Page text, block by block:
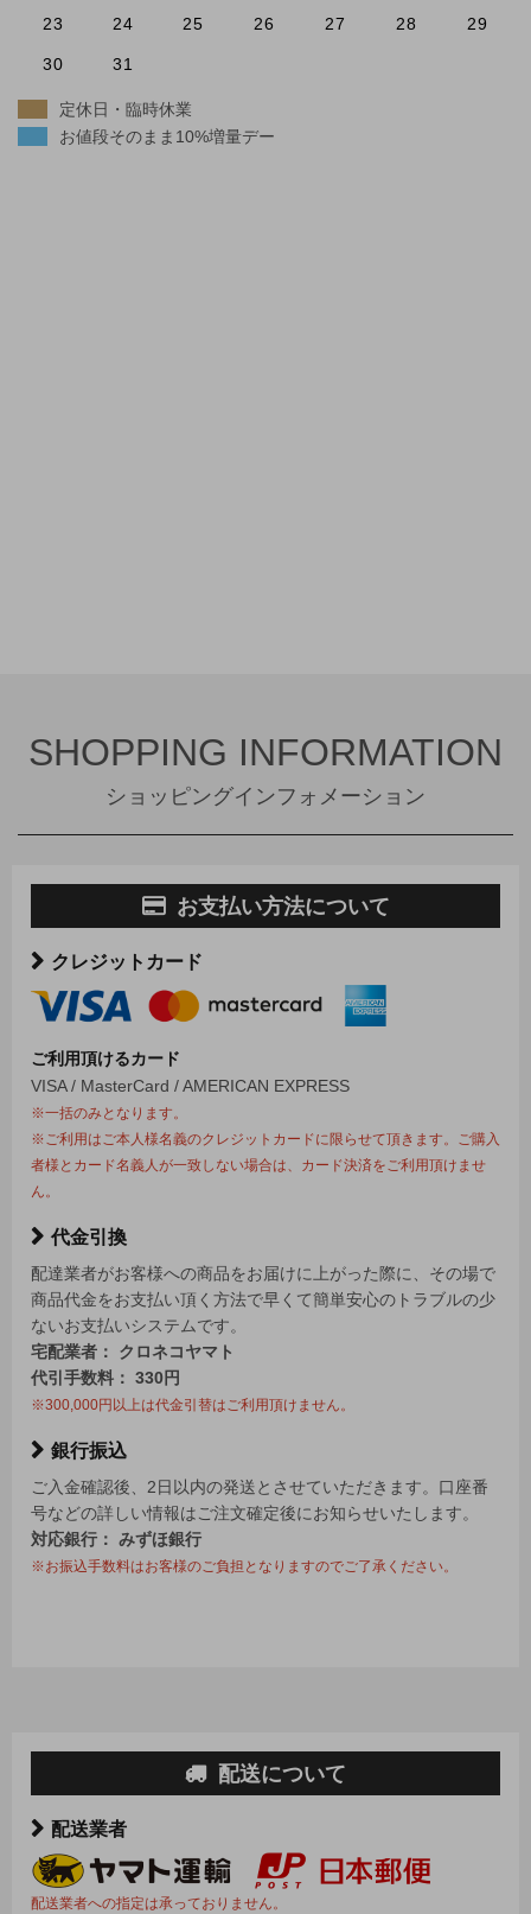
23 24 25 26 27 28 29
30 31
定休日・臨時休業
お値段そのまま10%増量デー
SHOPPING INFORMATION
ショッピングインフォメーション
お支払い方法について
クレジットカード
ご利用頂けるカード
VISA / MasterCard / AMERICAN EXPRESS
※一括のみとなります。
※ご利用はご本人様名義のクレジットカードに限らせて頂きます。ご購入
者様とカード名義人が一致しない場合は、カード決済をご利用頂けませ
ん。
代金引換
配達業者がお客様への商品をお届けに上がった際に、その場で
商品代金をお支払い頂く方法で早くて簡単安心のトラブルの少
ないお支払いシステムです。
宅配業者： クロネコヤマト
代引手数料： 330円
※300,000円以上は代金引替はご利用頂けません。
銀行振込
ご入金確認後、2日以内の発送とさせていただきます。口座番
号などの詳しい情報はご注文確定後にお知らせいたします。
対応銀行： みずほ銀行
※お振込手数料はお客様のご負担となりますのでご了承ください。
配送について
配送業者
配送業者への指定は承っておりません。